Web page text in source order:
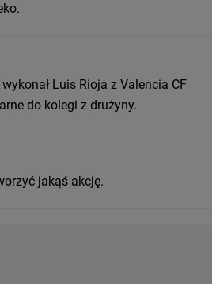
Luis Rioja z Valencia CF
do kolegi z drużyny.
jakąś akcję.